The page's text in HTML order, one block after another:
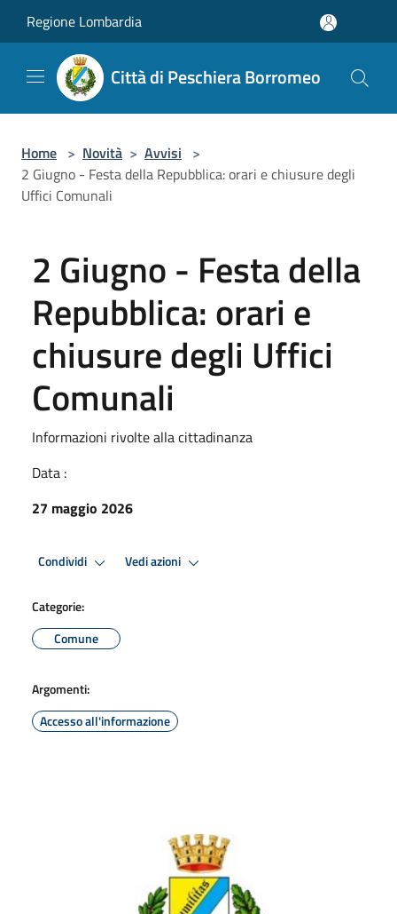
Regione Lombardia
Città di Peschiera Borromeo
Home > Novità > Avvisi >
2 Giugno - Festa della Repubblica: orari e chiusure degli
Uffici Comunali
2 Giugno - Festa della
Repubblica: orari e
chiusure degli Uffici
Comunali
Informazioni rivolte alla cittadinanza
Data :
27 maggio 2026
Condividi Vedi azioni
Categorie:
Comune
Argomenti:
Accesso all'informazione